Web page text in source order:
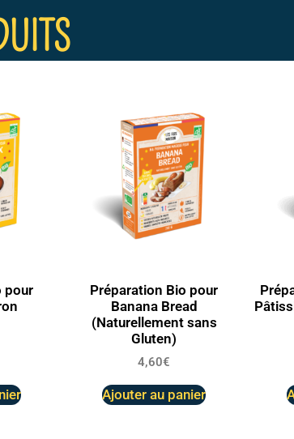
pour
Préparation Bio pour
Banana Bread
(Naturellement sans
Gluten)
4,60€
Ajouter au panier